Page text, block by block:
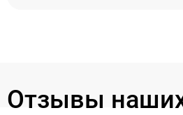
Отзывы